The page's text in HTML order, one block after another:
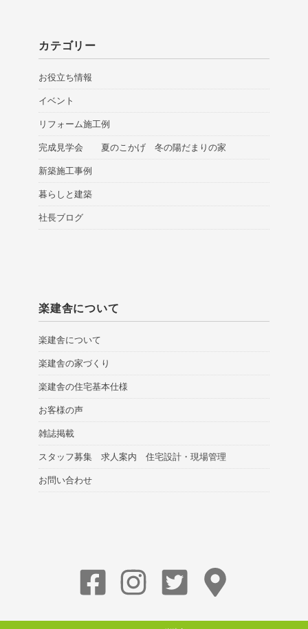
カテゴリー
お役立ち情報
イベント
リフォーム施工例
完成見学会 夏のこかげ 冬の陽だまりの家
新築施工事例
暮らしと建築
社長ブログ
楽建舎について
楽建舎について
楽建舎の家づくり
楽建舎の住宅基本仕様
お客様の声
雑誌掲載
スタッフ募集 求人案内 住宅設計・現場管理
お問い合わせ